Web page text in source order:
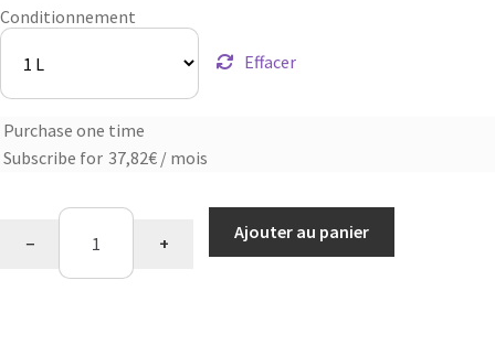
Conditionnement
Effacer
Choose
purchase
Purchase one time
Subscribe for 37,82€ / mois
quantité
− +
Ajouter au panier